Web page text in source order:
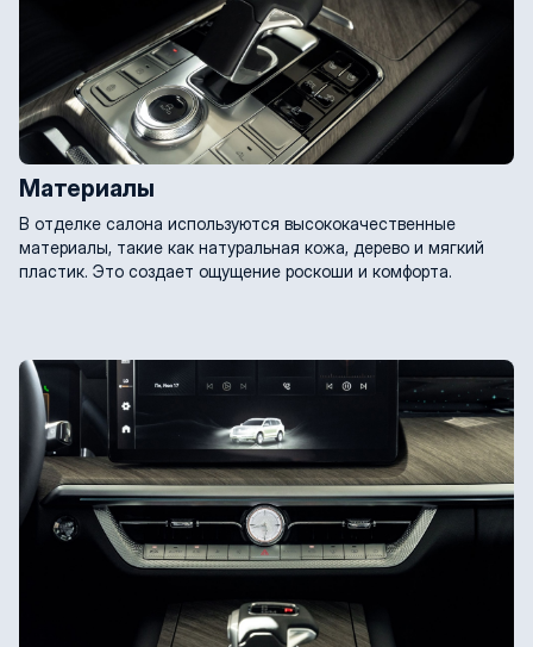
Материалы
В отделке салона используются высококачественные
материалы, такие как натуральная кожа, дерево и мягкий
пластик. Это создает ощущение роскоши и комфорта.